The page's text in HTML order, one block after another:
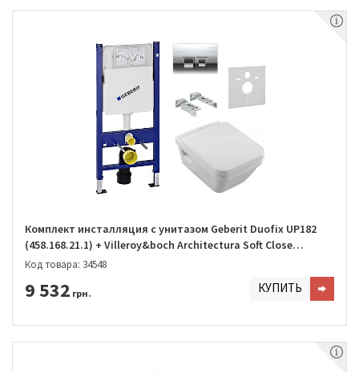
Комплект инсталляция с унитазом Geberit Duofix UP182
(458.168.21.1) + Villeroy&boch Architectura Soft Close
DirectFlush (5685HR01)
Код товара: 34548
9 532 грн. КУПИТЬ